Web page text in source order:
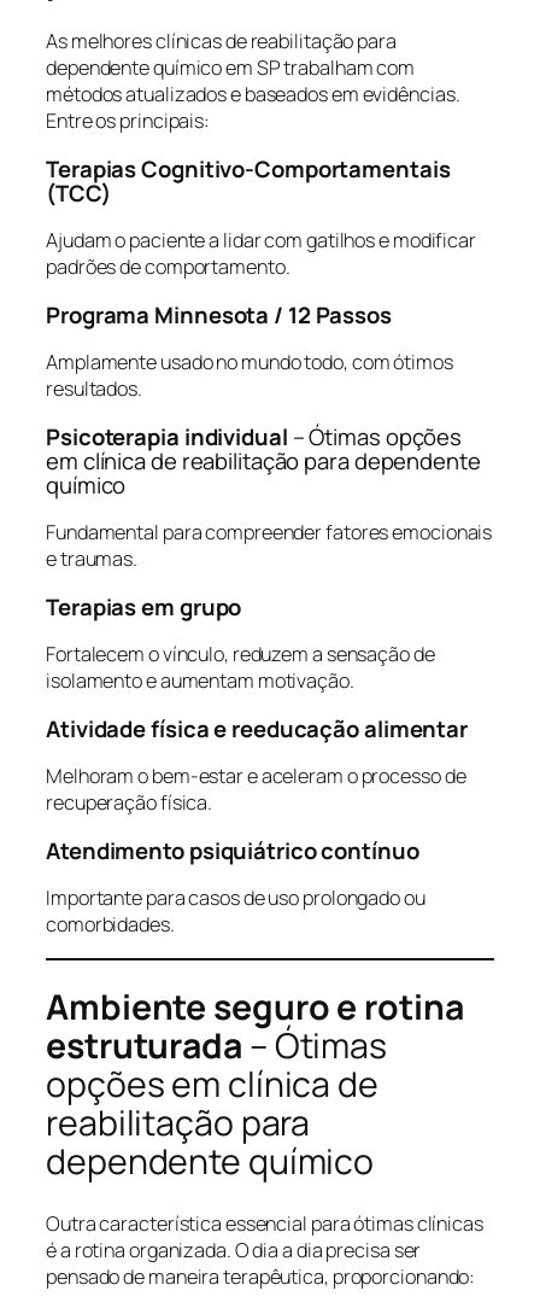
As melhores clínicas de reabilitação para
dependente químico em SP trabalham com
métodos atualizados e baseados em evidências.
Entre os principais:
Terapias Cognitivo-Comportamentais
(TCC)
Ajudam o paciente a lidar com gatilhos e modificar
padrões de comportamento.
Programa Minnesota / 12 Passos
Amplamente usado no mundo todo, com ótimos
resultados.
Psicoterapia individual – Ótimas opções
em clínica de reabilitação para dependente
químico
Fundamental para compreender fatores emocionais
e traumas.
Terapias em grupo
Fortalecem o vínculo, reduzem a sensação de
isolamento e aumentam motivação.
Atividade física e reeducação alimentar
Melhoram o bem-estar e aceleram o processo de
recuperação física.
Atendimento psiquiátrico contínuo
Importante para casos de uso prolongado ou
comorbidades.
Ambiente seguro e rotina
estruturada – Ótimas
opções em clínica de
reabilitação para
dependente químico
Outra característica essencial para ótimas clínicas
é a rotina organizada. O dia a dia precisa ser
pensado de maneira terapêutica, proporcionando: